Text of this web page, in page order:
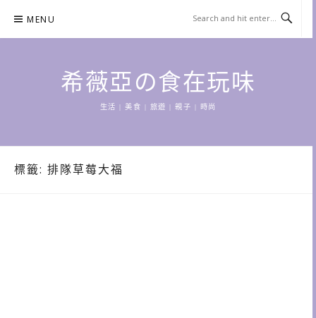
content
MENU
希薇亞の食在玩味
生活 | 美食 | 旅遊 | 親子 | 時尚
標籤: 排隊草莓大福